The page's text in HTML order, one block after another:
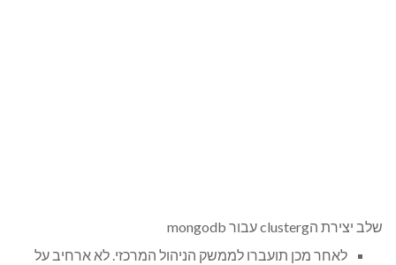
שלב יצירת הclusterg עבור mongodb
לאחר מכן תועברו לממשק הניהול המרכזי. לא ארחיב על